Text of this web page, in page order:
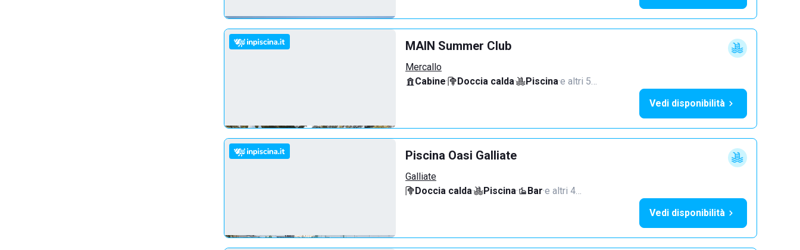
MAIN Summer Club
Mercallo
Cabine· Doccia calda· Piscina·e altri 5…
Vedi disponibilità
Piscina Oasi Galliate
Galliate
Doccia calda· Piscina· Bar·e altri 4…
Vedi disponibilità